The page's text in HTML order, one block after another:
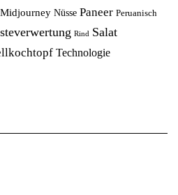
Midjourney Nüsse Paneer Peruanisch
Rind Salat
Technologie